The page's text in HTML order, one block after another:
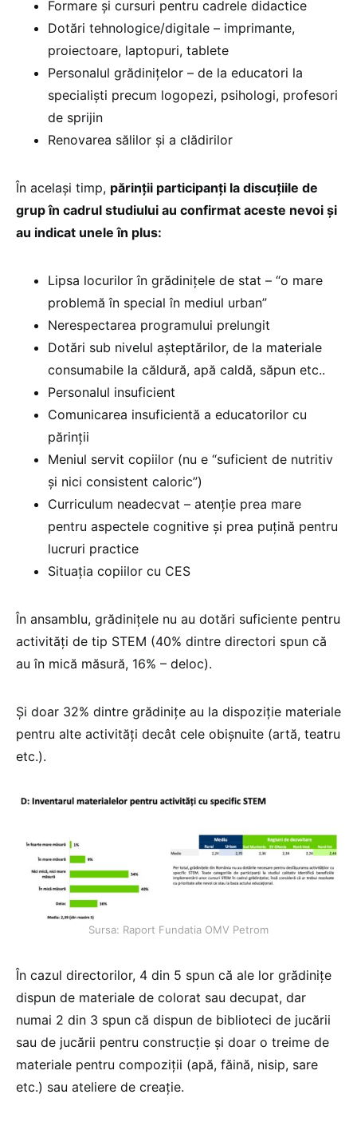
Formare și cursuri pentru cadrele didactice
Dotări tehnologice/digitale – imprimante,
proiectoare, laptopuri, tablete
Personalul grădinițelor – de la educatori la
specialiști precum logopezi, psihologi, profesori
de sprijin
Renovarea sălilor și a clădirilor
În același timp, părinții participanți la discuțiile de
grup în cadrul studiului au confirmat aceste nevoi și
au indicat unele în plus:
Lipsa locurilor în grădinițele de stat – “o mare
problemă în special în mediul urban”
Nerespectarea programului prelungit
Dotări sub nivelul așteptărilor, de la materiale
consumabile la căldură, apă caldă, săpun etc..
Personalul insuficient
Comunicarea insuficientă a educatorilor cu
părinții
Meniul servit copiilor (nu e “suficient de nutritiv
și nici consistent caloric”)
Curriculum neadecvat – atenție prea mare
pentru aspectele cognitive și prea puțină pentru
lucruri practice
Situația copiilor cu CES
În ansamblu, grădinițele nu au dotări suficiente pentru
activități de tip STEM (40% dintre directori spun că
au în mică măsură, 16% – deloc).
Și doar 32% dintre grădinițe au la dispoziție materiale
pentru alte activități decât cele obișnuite (artă, teatru
etc.).
Sursa: Raport Fundatia OMV Petrom
În cazul directorilor, 4 din 5 spun că ale lor grădinițe
dispun de materiale de colorat sau decupat, dar
numai 2 din 3 spun că dispun de biblioteci de jucării
sau de jucării pentru construcție și doar o treime de
materiale pentru compoziții (apă, făină, nisip, sare
etc.) sau ateliere de creație.